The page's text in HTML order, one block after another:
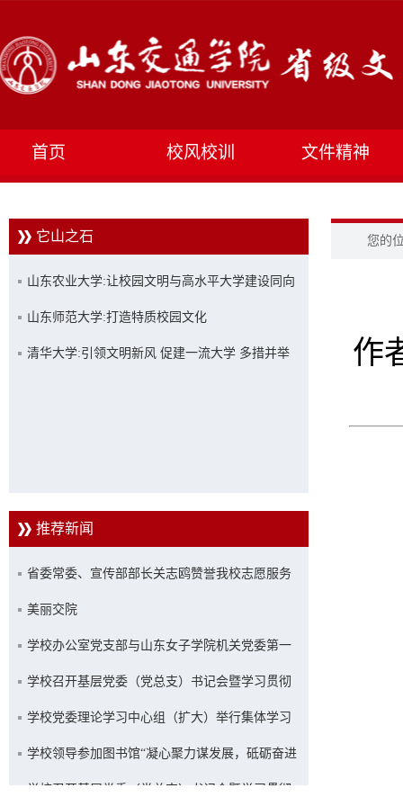
首页 校风校训 文件精神
它山之石
山东农业大学:让校园文明与高水平大学建设同向
同行
山东师范大学:打造特质校园文化
清华大学:引领文明新风 促建一流大学 多措并举
推荐新闻
省委常委、宣传部部长关志鸥赞誉我校志愿服务
工作
美丽交院
学校办公室党支部与山东女子学院机关党委第一
党支部联合开展主题党日活动
学校召开基层党委（党总支）书记会暨学习贯彻
习近平新时代中国特色社会主义思想主题教育推
进会
学校党委理论学习中心组（扩大）举行集体学习
学校领导参加图书馆“凝心聚力谋发展，砥砺奋进
新征程”主题活动
学校召开基层党委（党总支）书记会暨学习贯彻
您的
作